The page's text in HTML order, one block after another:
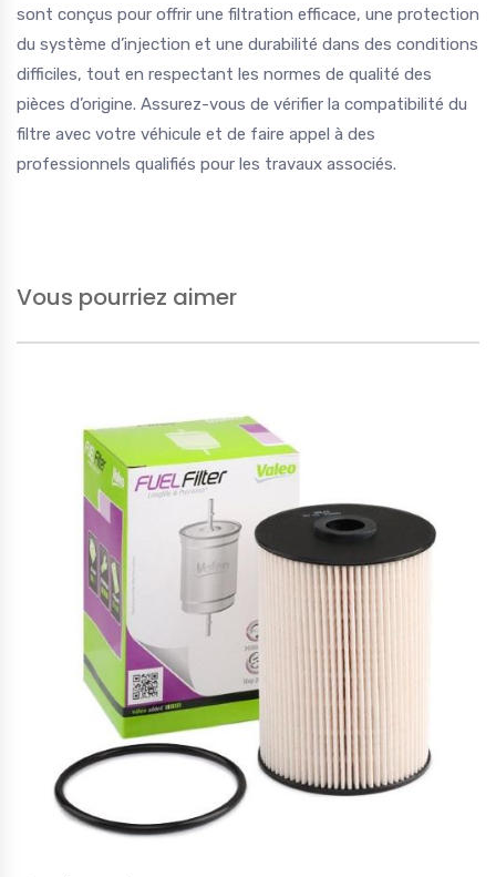
sont conçus pour offrir une filtration efficace, une protection
du système d’injection et une durabilité dans des conditions
difficiles, tout en respectant les normes de qualité des
pièces d’origine. Assurez-vous de vérifier la compatibilité du
filtre avec votre véhicule et de faire appel à des
professionnels qualifiés pour les travaux associés.
Vous pourriez aimer